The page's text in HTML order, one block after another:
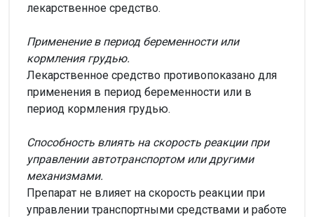
лекарственное средство.
Применение в период беременности или
кормления грудью.
Лекарственное средство противопоказано для
применения в период беременности или в
период кормления грудью.
Способность влиять на скорость реакции при
управлении автотранспортом или другими
механизмами.
Препарат не влияет на скорость реакции при
управлении транспортными средствами и работе